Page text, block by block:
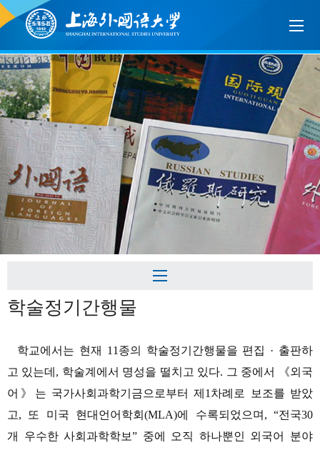
학술정기간행물
학교에서는 현재 11종의 학술정기간행물을 편집 · 출판하
고 있는데, 학술계에서 명성을 떨치고 있다. 그 중에서 《외국
어》는 국가사회과학기금으로부터 제1차례로 보조를 받았
고, 또 미국 현대언어학회(MLA)에 수록되었으며, “전국30
개 우수한 사회과학학보” 중에 오직 하나뿐인 외국어 분야